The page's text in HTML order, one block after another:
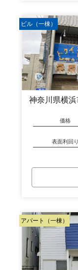
ビル（一棟）
神奈川県横
価格
表面利回り
アパート（一棟）